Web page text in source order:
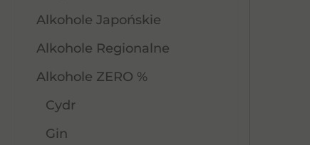
Alkohole Japońskie
Alkohole Regionalne
Alkohole ZERO %
Cydr
Gin